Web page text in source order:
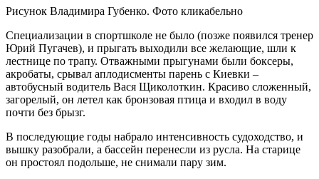
Рисунок Владимира Губенко. Фото кликабельно
Специализации в спортшколе не было (позже появился тренер
Юрий Пугачев), и прыгать выходили все желающие, шли к
лестнице по трапу. Отважными прыгунами были боксеры,
акробаты, срывал аплодисменты парень с Киевки –
автобусный водитель Вася Щиколоткин. Красиво сложенный,
загорелый, он летел как бронзовая птица и входил в воду
почти без брызг.
В последующие годы набрало интенсивность судоходство, и
вышку разобрали, а бассейн перенесли из русла. На старице
он простоял подольше, не снимали пару зим.